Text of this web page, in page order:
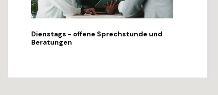
Dienstags - offene Sprechstunde und
Beratungen